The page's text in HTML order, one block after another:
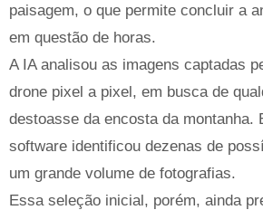
paisagem, o que permite concluir a
em questão de horas.
A IA analisou as imagens captadas
drone pixel a pixel, em busca de
destoasse da encosta da montanha.
software identificou dezenas de
um grande volume de fotografias.
Essa seleção inicial, porém, ainda